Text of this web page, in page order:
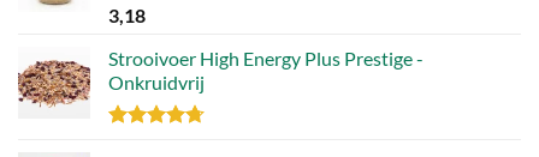
Gewaardeerd
4.70
3,18
Strooivoer High Energy Plus Prestige -
Onkruidvrij